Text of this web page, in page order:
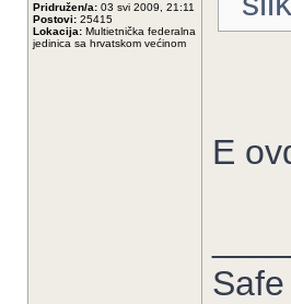
Pridružen/a: 03 svi 2009, 21:11
Postovi: 25415
Lokacija: Multietnička federalna
jedinica sa hrvatskom većinom
E